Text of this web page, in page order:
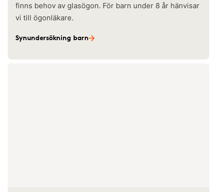
finns behov av glasögon. För barn under 8 år hänvisar
vi till ögonläkare.
Synundersökning barn